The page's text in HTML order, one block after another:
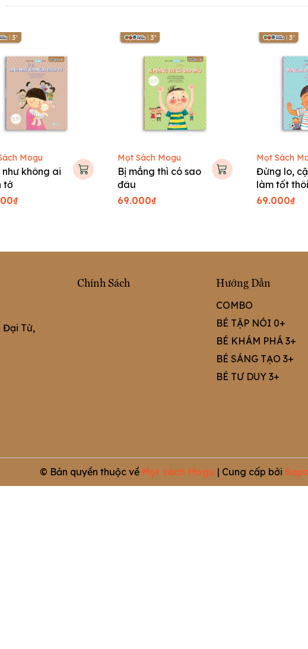
Mogu
như không ai
tớ
Mọt Sách Mogu
Bị mắng thì có sao
đâu
69.000₫
Mọt Sách
Đừng lo,
làm tốt thôi
69.000₫
Đại Từ,
Chính Sách Hướng Dẫn
COMBO
BÉ TẬP NÓI 0+
BÉ KHÁM PHÁ 3+
BÉ SÁNG TẠO 3+
BÉ TƯ DUY 3+
© Bản quyền thuộc về Mọt sách Mogu | Cung cấp bởi